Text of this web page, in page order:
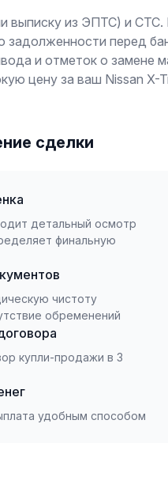
из ЭПТС) и СТС.
перед
и отметок о замене
цену за ваш Nissan X-
сделки
детальный осмотр
финальную
чистоту
обременений
купли-продажи в 3
удобным способом